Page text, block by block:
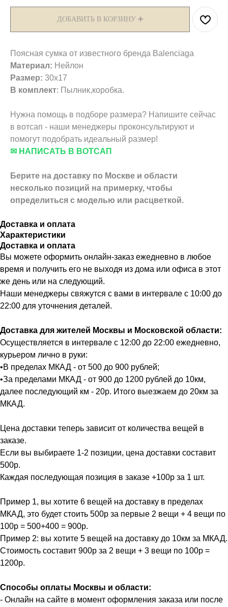
ДОБАВИТЬ В КОРЗИНУ ➕
Поясная сумка от известного бренда Balenciaga
Материал: Нейлон
Размер: 30х17
В комплект: Пылник,коробка.
Нужна помощь в подборе размера? Напишите сейчас
в вотсап - наши менеджеры проконсультируют и
помогут подобрать идеальный размер!
✉ НАПИСАТЬ В ВОТСАП
Берите на доставку по Москве и области
несколько позиций на примерку, чтобы
определиться с моделью или расцветкой.
Доставка и оплата
Характеристики
Доставка и оплата
Вы можете оформить онлайн-заказ ежедневно в любое
время и получить его не выходя из дома или офиса в этот
же день или на следующий.
Наши менеджеры свяжутся с вами в интервале с 10:00 до
22:00 для уточнения деталей.
Доставка для жителей Москвы и Московской области:
Осуществляется в интервале с 12:00 до 22:00 ежедневно,
курьером лично в руки:
•В пределах МКАД - от 500 до 900 рублей;
•За пределами МКАД - от 900 до 1200 рублей до 10км,
далее последующий км - 20р. Итого выезжаем до 20км за
МКАД.
Цена доставки теперь зависит от количества вещей в
заказе.
Если вы выбираете 1-2 позиции, цена доставки составит
500р.
Каждая последующая позиция в заказе +100р за 1 шт.
Пример 1, вы хотите 6 вещей на доставку в пределах
МКАД, это будет стоить 500р за первые 2 вещи + 4 вещи по
100р = 500+400 = 900р.
Пример 2: вы хотите 5 вещей на доставку до 10км за МКАД.
Стоимость составит 900р за 2 вещи + 3 вещи по 100р =
1200р.
Способы оплаты Москвы и области:
- Онлайн на сайте в момент оформления заказа или после